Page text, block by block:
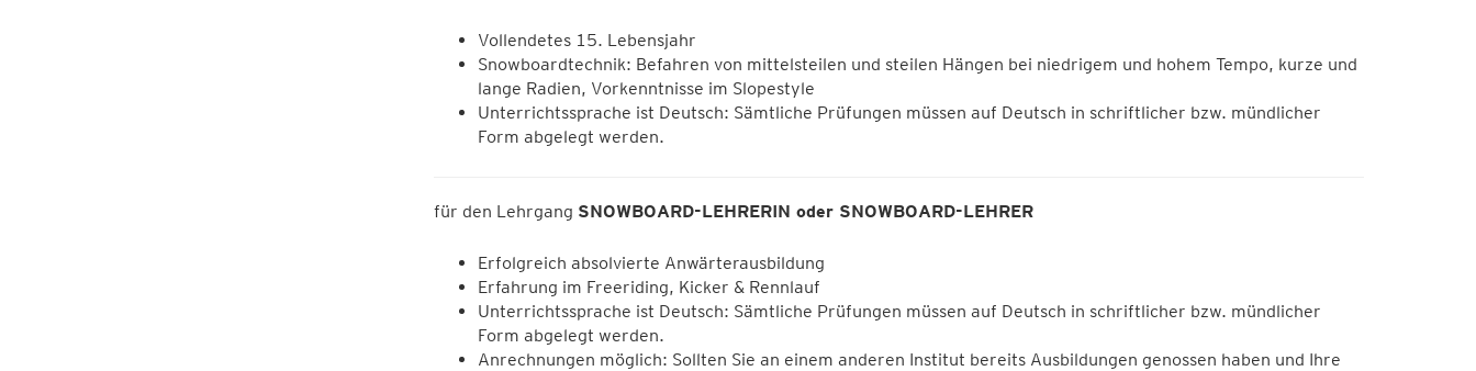
Vollendetes 15. Lebensjahr
Snowboardtechnik: Befahren von mittelsteilen und steilen Hängen bei niedrigem und hohem Tempo, kurze und
lange Radien, Vorkenntnisse im Slopestyle
Unterrichtssprache ist Deutsch: Sämtliche Prüfungen müssen auf Deutsch in schriftlicher bzw. mündlicher
Form abgelegt werden.
für den Lehrgang SNOWBOARD-LEHRERIN oder SNOWBOARD-LEHRER
Erfolgreich absolvierte Anwärterausbildung
Erfahrung im Freeriding, Kicker & Rennlauf
Unterrichtssprache ist Deutsch: Sämtliche Prüfungen müssen auf Deutsch in schriftlicher bzw. mündlicher
Form abgelegt werden.
Anrechnungen möglich: Sollten Sie an einem anderen Institut bereits Ausbildungen genossen haben und Ihre